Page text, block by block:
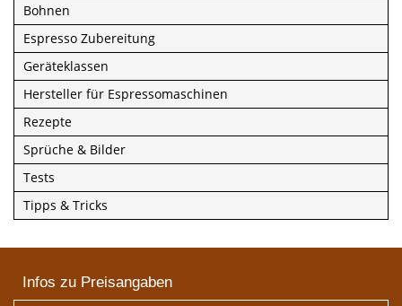
Bohnen
Espresso Zubereitung
Geräteklassen
Hersteller für Espressomaschinen
Rezepte
Sprüche & Bilder
Tests
Tipps & Tricks
Infos zu Preisangaben